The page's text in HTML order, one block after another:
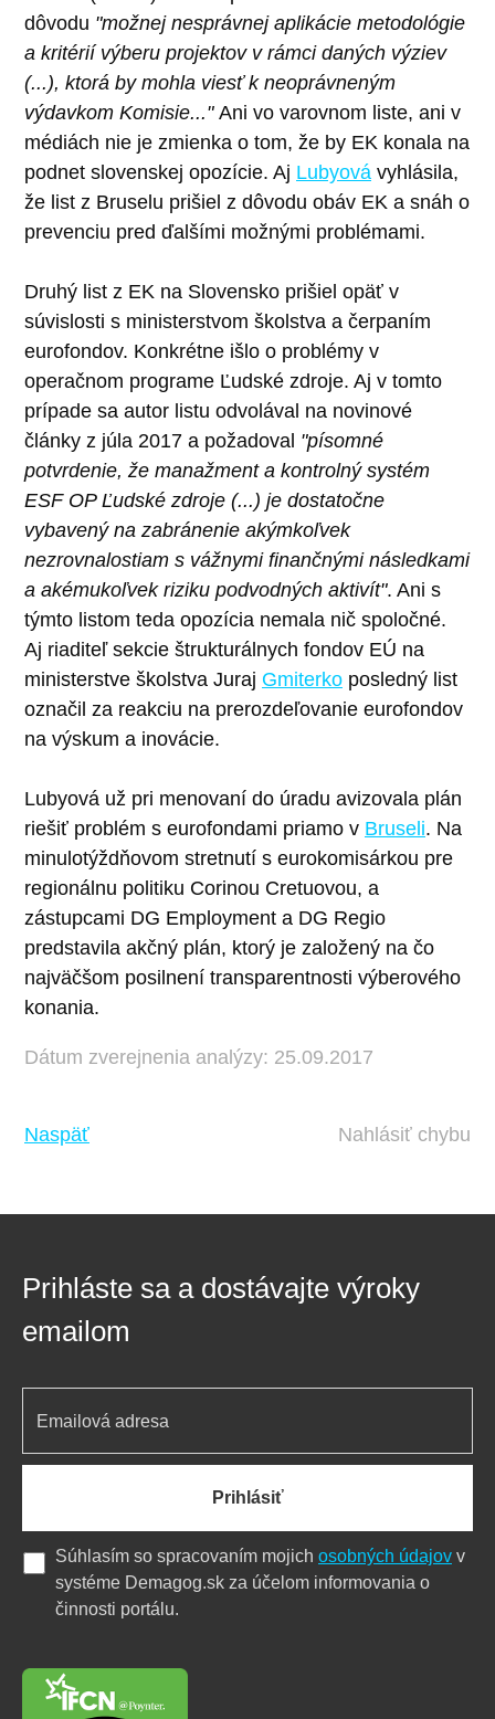
dôvodu "možnej nesprávnej aplikácie metodológie
a kritérií výberu projektov v rámci daných výziev
(...), ktorá by mohla viesť k neoprávneným
výdavkom Komisie..."Ani vo varovnom liste, ani v
médiách nie je zmienka o tom, že by EK konala na
podnet slovenskej opozície. Aj Lubyová vyhlásila,
že list z Bruselu prišiel z dôvodu obáv EK a snáh o
prevenciu pred ďalšími možnými problémami.
Druhý list z EK na Slovensko prišiel opäť v
súvislosti s ministerstvom školstva a čerpaním
eurofondov. Konkrétne išlo o problémy v
operačnom programe Ľudské zdroje. Aj v tomto
prípade sa autor listu odvolával na novinové
články z júla 2017 a požadoval "písomné
potvrdenie, že manažment a kontrolný systém
ESF OP Ľudské zdroje (...) je dostatočne
vybavený na zabránenie akýmkoľvek
nezrovnalostiam s vážnymi finančnými následkami
a akémukoľvek riziku podvodných aktivít". Ani s
týmto listom teda opozícia nemala nič spoločné.
Aj riaditeľ sekcie štrukturálnych fondov EÚ na
ministerstve školstva Juraj Gmiterko posledný list
označil za reakciu na prerozdeľovanie eurofondov
na výskum a inovácie.
Lubyová už pri menovaní do úradu avizovala plán
riešiť problém s eurofondami priamo v Bruseli. Na
minulotýždňovom stretnutí s eurokomisárkou pre
regionálnu politiku Corinou Cretuovou, a
zástupcami DG Employment a DG Regio
predstavila akčný plán, ktorý je založený na čo
najväčšom posilnení transparentnosti výberového
konania.
Dátum zverejnenia analýzy: 25.09.2017
Naspäť Nahlásiť chybu
Prihláste sa a dostávajte výroky
emailom
Prihlásiť
Súhlasím so spracovaním mojich osobných údajov v
systéme Demagog.sk za účelom informovania o
činnosti portálu.